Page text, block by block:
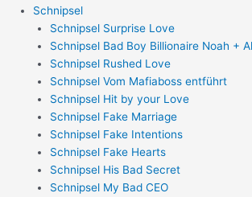
Schnipsel
Schnipsel Surprise Love
Schnipsel Bad Boy Billionaire Noah +
Schnipsel Rushed Love
Schnipsel Vom Mafiaboss entführt
Schnipsel Hit by your Love
Schnipsel Fake Marriage
Schnipsel Fake Intentions
Schnipsel Fake Hearts
Schnipsel His Bad Secret
Schnipsel My Bad CEO